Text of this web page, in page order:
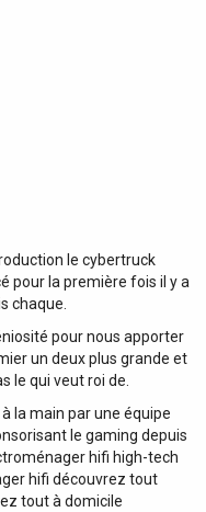
le cybertruck
pour la première fois il y a
chaque.
pour nous apporter
un deux plus grande et
le qui veut roi de.
la main par une équipe
le gaming depuis
hifi high-tech
hifi découvrez tout
tout à domicile